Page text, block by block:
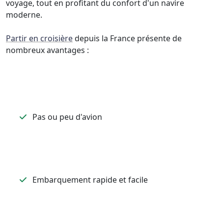
voyage, tout en profitant du confort d'un navire
moderne.
Partir en croisièredepuis la France présente de
nombreux avantages :
Pas ou peu d'avion
Embarquement rapide et facile